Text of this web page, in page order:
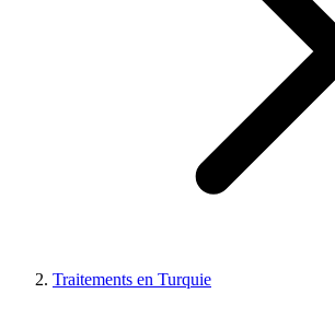
Traitements en Turquie